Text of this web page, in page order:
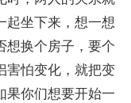
起坐下来，想一想
想换个房子，要个
害怕变化，就把变
果你们想要开始一